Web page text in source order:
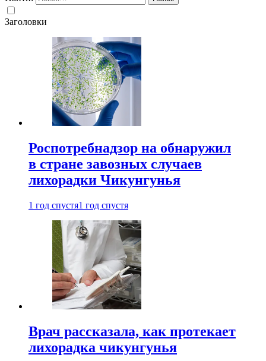
Заголовки
Роспотребнадзор на обнаружил
в стране завозных случаев
лихорадки Чикунгунья
1 год спустя1 год спустя
Врач рассказала, как протекает
лихорадка чикунгунья